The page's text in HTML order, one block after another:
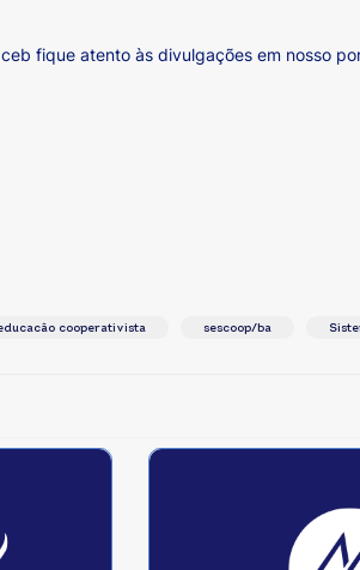
fique atento às divulgações em nosso
cooperativista sescoop/ba